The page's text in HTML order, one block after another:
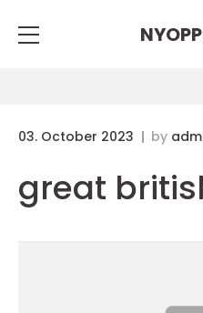
03. October 2023 by
great